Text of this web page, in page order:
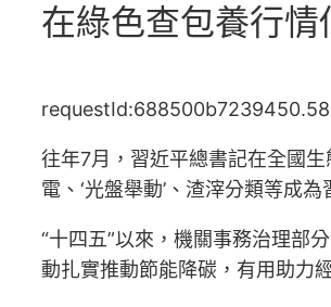
在綠色查包養行情
往年7月，習近平總書記在全國
電、‘光盤舉動’、渣滓分類等成
“十四五”以來，機關事務治理部
動扎實推動節能降碳，有用助力